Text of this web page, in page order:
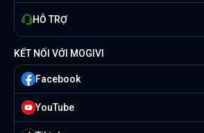
HỖ TRỢ
KẾT NỐI VỚI MOGIVI
Facebook
YouTube